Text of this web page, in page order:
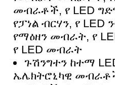
መብራቶች, የ LED
የፓነል ብርሃን, የ LED
የማዕዘን መብራት, የ
የ LED መብራት
ጉሽንግተን ከተማ
ኤሌክትሮኒካዊ